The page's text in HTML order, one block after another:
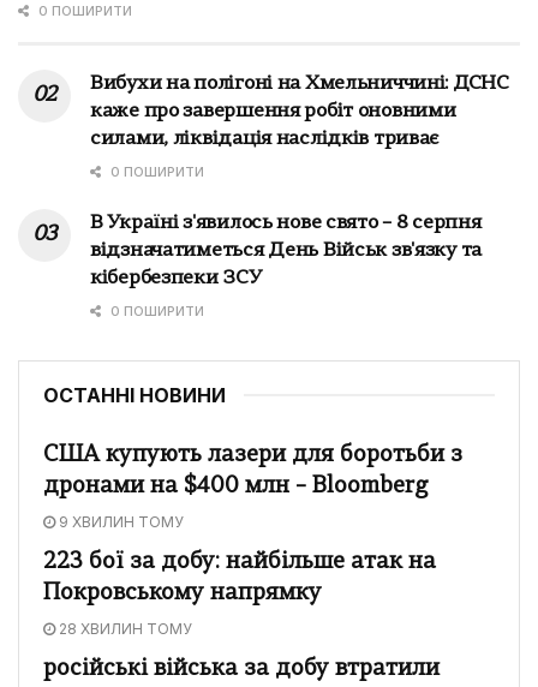
0 ПОШИРИТИ
Вибухи на полігоні на Хмельниччині: ДСНС
каже про завершення робіт оновними
силами, ліквідація наслідків триває
0 ПОШИРИТИ
В Україні з'явилось нове свято – 8 серпня
відзначатиметься День Військ зв'язку та
кібербезпеки ЗСУ
0 ПОШИРИТИ
ОСТАННІ НОВИНИ
США купують лазери для боротьби з
дронами на $400 млн – Bloomberg
9 ХВИЛИН ТОМУ
223 бої за добу: найбільше атак на
Покровському напрямку
28 ХВИЛИН ТОМУ
російські війська за добу втратили